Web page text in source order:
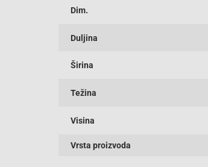
Dim.
Duljina
Širina
Težina
Visina
Vrsta proizvoda